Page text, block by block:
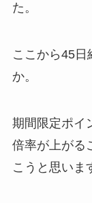
た。
ここから45日
か。
期間限定ポイ
倍率が上がる
こうと思いま